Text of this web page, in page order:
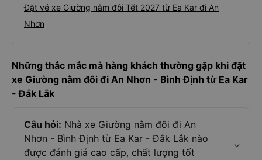
Đặt vé xe Giường nằm đôi Tết 2027 từ Ea Kar đi An
Nhơn
Những thắc mắc mà hàng khách thường gặp khi đặt
xe Giường nằm đôi đi An Nhơn - Bình Định từ Ea Kar
- Đắk Lắk
Câu hỏi: Nhà xe Giường nằm đôi đi An
Nhơn - Bình Định từ Ea Kar - Đắk Lắk nào
được đánh giá cao cấp, chất lượng tốt